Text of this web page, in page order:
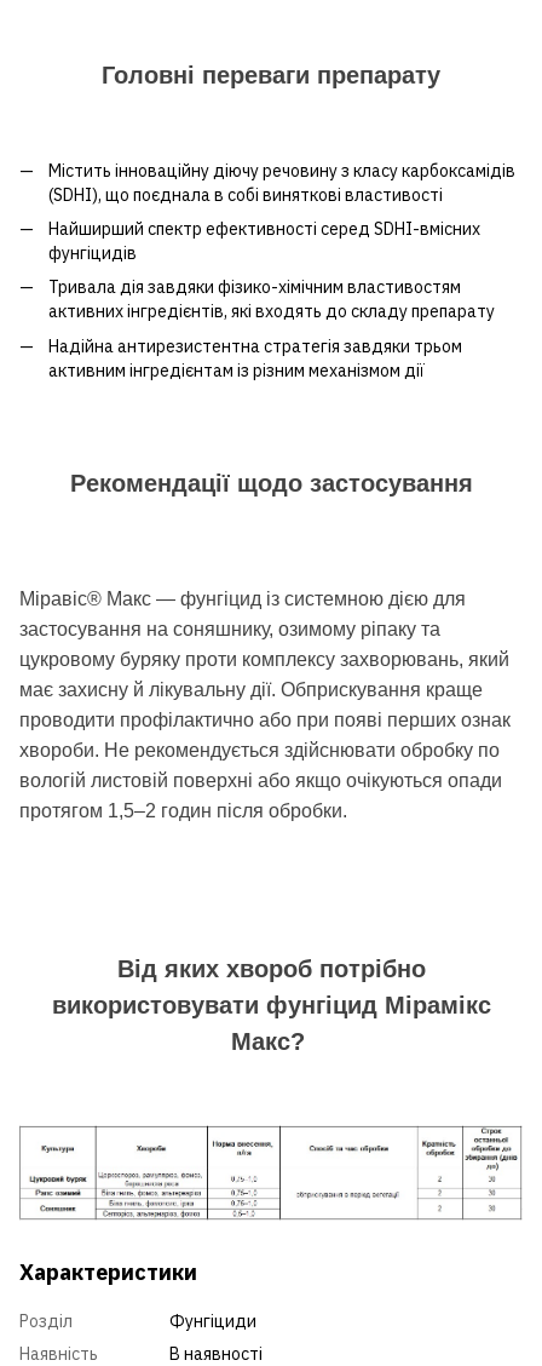
Головні переваги препарату
Містить інноваційну діючу речовину з класу карбоксамідів
(SDHI), що поєднала в собі виняткові властивості
Найширший спектр ефективності серед SDHI-вмісних
фунгіцидів
Тривала дія завдяки фізико-хімічним властивостям
активних інгредієнтів, які входять до складу препарату
Надійна антирезистентна стратегія завдяки трьом
активним інгредієнтам із різним механізмом дії
Рекомендації щодо застосування
Міравіс® Макс — фунгіцид із системною дією для
застосування на соняшнику, озимому ріпаку та
цукровому буряку проти комплексу захворювань, який
має захисну й лікувальну дії. Обприскування краще
проводити профілактично або при появі перших ознак
хвороби. Не рекомендується здійснювати обробку по
вологій листовій поверхні або якщо очікуються опади
протягом 1,5–2 годин після обробки.
Від яких хвороб потрібно
використовувати фунгіцид Мірамікс
Макс?
Характеристики
Розділ
Фунгіциди
Наявність
В наявності